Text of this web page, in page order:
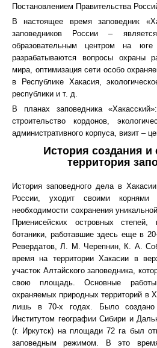
Постановлением Правительства
В настоящее время заповедник
заповедников России –
образовательным центром на
разрабатываются вопросы охраны
мира, оптимизация сети особо
в Республике Хакасия,
республики и т. д.
В планах заповедника
строительство кордонов,
административного корпуса, визит –
История создания и
территория
История заповедного дела в
России, уходит своими
необходимости сохранения
Приенисейских островных степей,
ботаники, работавшие здесь еще в
Ревердатов, Л. М. Черепнин, К. А.
время на территории Хакасии в
участок Алтайского заповедника,
свою площадь. Основные
охраняемых природных территорий в
лишь в 70-х годах. Было создано
Институтом географии Сибири и
(г. Иркутск) на площади 72 га был
заповедным режимом. В это